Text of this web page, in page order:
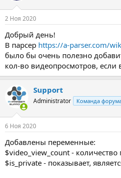
е
м
ы
ч
а
2 Ноя 2020
Добрый день!
В парсер https://a-parser.com/
было бы очень полезно
кол-во видеопросмотров, если
Support
Administrator Команда
6 Ноя 2020
Добавлены переменные:
$video_view_count -
$is_private - показывает,